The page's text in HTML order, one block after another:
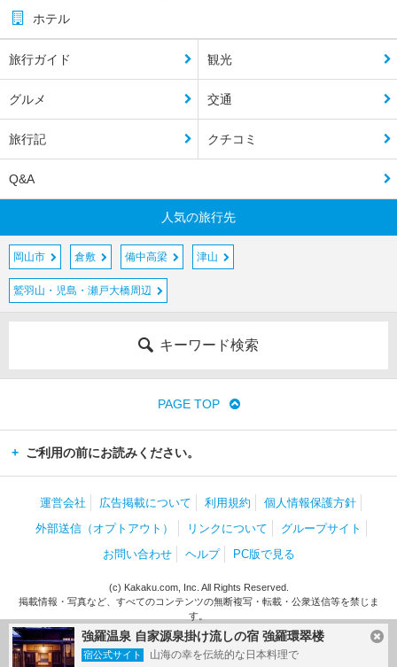
強羅温泉 自家源泉掛け流しの宿 強羅環翠楼
宿公式サイト 山海の幸を伝統的な日本料理で
ホテル
旅行ガイド 観光
グルメ 交通
旅行記 クチコミ
Q&A
人気の旅行先
岡山市 倉敷 備中高梁 津山
鷲羽山・児島・瀬戸大橋周辺
キーワード検索
PAGE TOP
ご利用の前にお読みください。
運営会社 広告掲載について 利用規約
個人情報保護方針
外部送信（オプトアウト）
リンクについて
グループサイト
お問い合わせ
ヘルプ PC版で見る
(c) Kakaku.com, Inc. All Rights Reserved.
掲載情報・写真など、すべてのコンテンツの無断複写・転載・公衆送信等を禁じま
す。